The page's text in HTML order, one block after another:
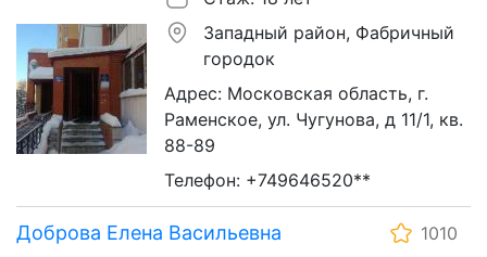
Западный район, Фабричный
городок
Адрес: Московская область, г.
Раменское, ул. Чугунова, д 11/1, кв.
88-89
Телефон: +749646520**
Доброва Елена Васильевна
1010